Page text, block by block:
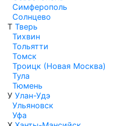
Симферополь
Солнцево
Т Тверь
Тихвин
Тольятти
Томск
Троицк (Новая Москва)
Тула
Тюмень
У Улан-Удэ
Ульяновск
Уфа